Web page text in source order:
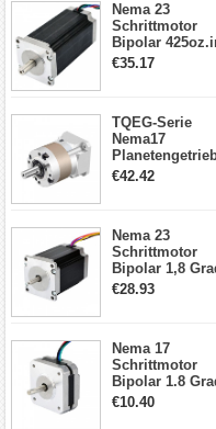
Nema 23
Schrittmotor
Bipolar
4.2A
€35.17
TQEG-Serie
Nema17
5:1 Spiel 15Arc-
€42.42
Nema 23
Schrittmotor
Bipolar 1,8
2,83Nm 4 A
€28.93
Nema 17
Schrittmotor
Bipolar 1.8
8.7Ncm 1A 3.5V
€10.40